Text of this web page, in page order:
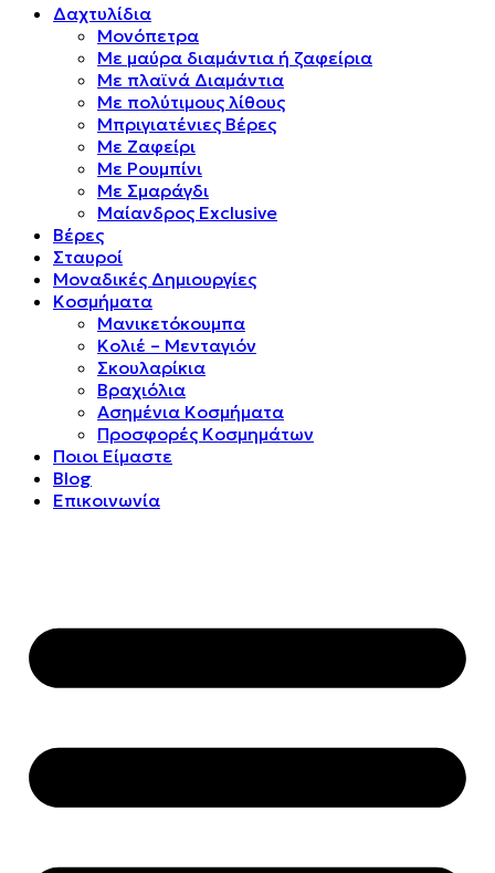
Δαχτυλίδια
Μονόπετρα
Mε μαύρα διαμάντια ή ζαφείρια
Mε πλαϊνά Διαμάντια
Mε πολύτιμους λίθους
Μπριγιατένιες Βέρες
Με Ζαφείρι
Με Ρουμπίνι
Με Σμαράγδι
Μαίανδρος Exclusive
Βέρες
Σταυροί
Μοναδικές Δημιουργίες
Κοσμήματα
Μανικετόκουμπα
Κολιέ – Μενταγιόν
Σκουλαρίκια
Βραχιόλια
Ασημένια Κοσμήματα
Προσφορές Κοσμημάτων
Ποιοι Είμαστε
Blog
Επικοινωνία